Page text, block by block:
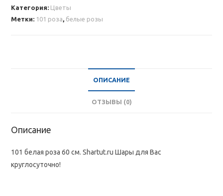
60
Категория: Цветы
Метки: 101 роза, белые розы
ОПИСАНИЕ
ОТЗЫВЫ (0)
Описание
101 белая роза 60 см. Shartut.ru Шары для Вас
круглосуточно!